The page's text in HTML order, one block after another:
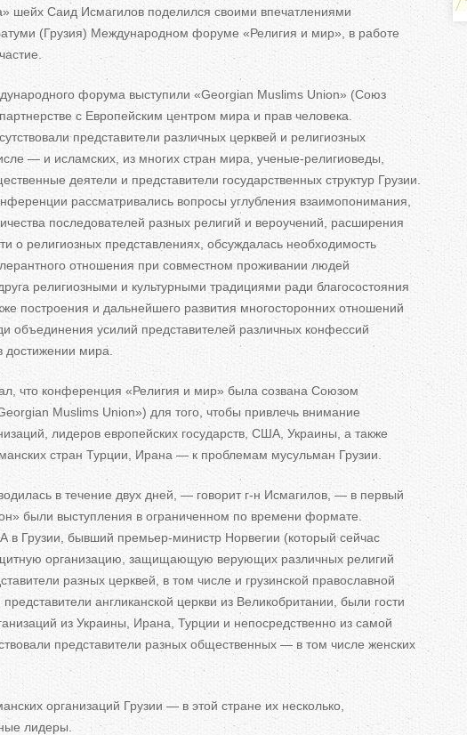
»шейх Саид Исмагилов поделился своими впечатлениями
(Грузия) Международном форуме «Религия и мир» , в работе
форума выступили «Georgian Muslims Union» (Союз
партнерстве с Европейским центром мира и прав человека.
представители различных церквей и религиозных
— и исламских, из многих стран мира, ученые-религиоведы
деятели и представители государственных структур Грузии.
рассматривались вопросы углубления взаимопонимания,
последователей разных религий и вероучений, расширения
о религиозных представлениях, обсуждалась необходимость
отношения при совместном проживании людей
религиозными и культурными традициями ради благосостояния
построения и дальнейшего развития многосторонних отношений
объединения усилий представителей различных конфессий
достижении мира.
что конференция «Религия и мир» была созвана Союзом
Muslims Union») для того, чтобы привлечь внимание
лидеров европейских государств, США, Украины, а также
стран Турции, Ирана — к проблемам мусульман Грузии.
в течение двух дней, — говорит г-н Исмагилов, — в первый
» были выступления в ограниченном по времени формате.
в Грузии, бывший премьер-министрНорвегии (который сейчас
организацию, защищающую верующих различных религий
разных церквей, в том числе и грузинской православной
представители англиканской церкви из Великобритании, были гости
из Украины, Ирана, Турции и непосредственно из самой
представители разных общественных — в том числе женских
организаций Грузии — в этой стране их несколько,
лидеры.
ь
е
а
к